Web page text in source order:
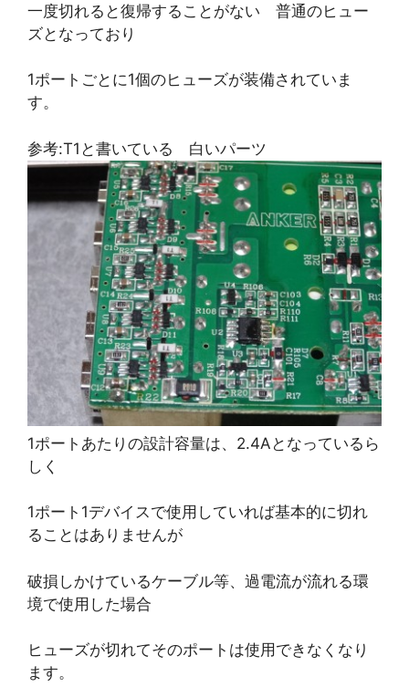
一度切れると復帰することがない 普通のヒュー
ズとなっており
1ポートごとに1個のヒューズが装備されていま
す。
参考:T1と書いている 白いパーツ
1ポートあたりの設計容量は、2.4Aとなっているら
しく
1ポート1デバイスで使用していれば基本的に切れ
ることはありませんが
破損しかけているケーブル等、過電流が流れる環
境で使用した場合
ヒューズが切れてそのポートは使用できなくなり
ます。